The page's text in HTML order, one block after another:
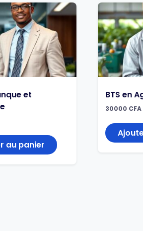
et
au panier
BTS en
30000 CFA